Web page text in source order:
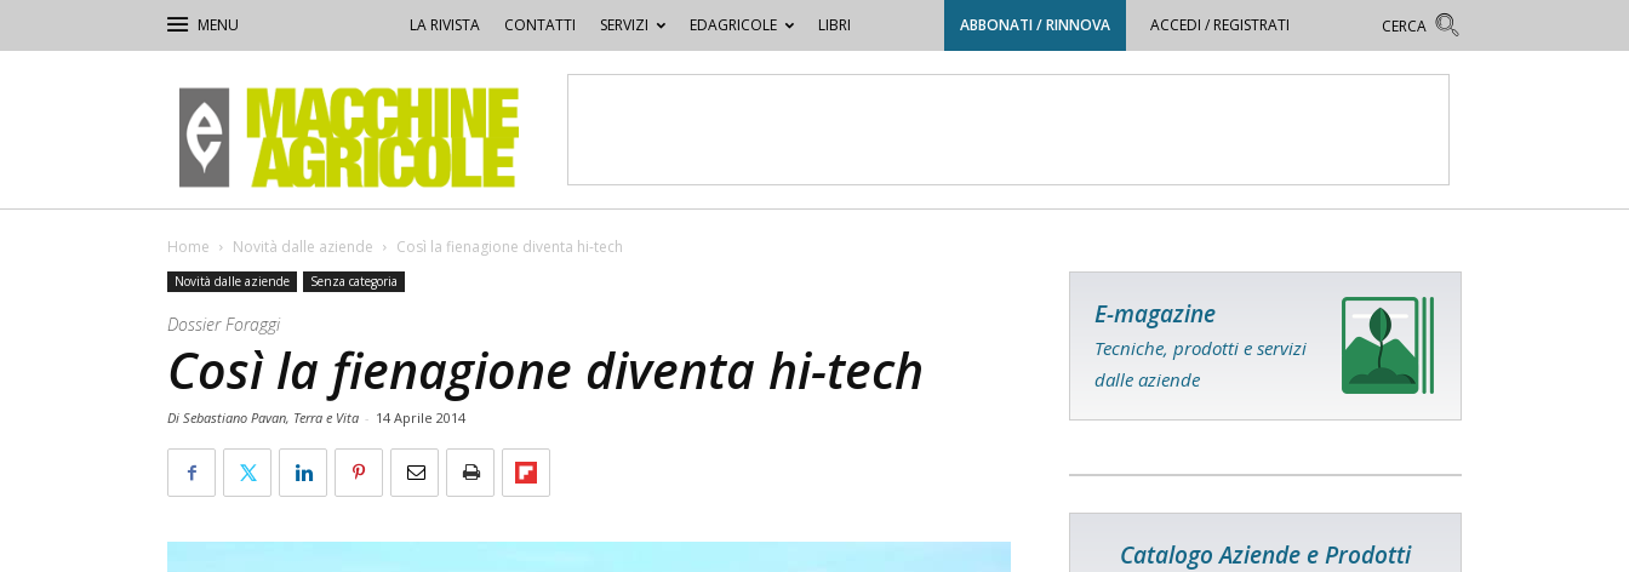
LA RIVISTA CONTATTI SERVIZI EDAGRICOLE LIBRI ABBONATI / RINNOVA ACCEDI / REGISTRATI
Macchine
Agricole
Home Novità dalle aziende Così la fienagione diventa hi-tech
Novità dalle aziende Senza categoria
Dossier Foraggi
Così la fienagione diventa hi-tech
Di Sebastiano Pavan, Terra e Vita - 14 Aprile 2014
E-magazine
Tecniche, prodotti e servizi
dalle aziende
Catalogo Aziende e Prodotti